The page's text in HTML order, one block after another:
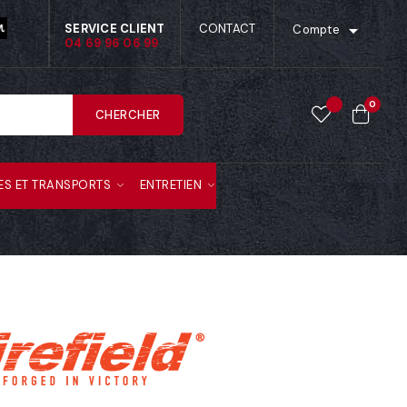
SERVICE CLIENT
04 69 96 06 99
CONTACT Compte 
CHERCHER
0
ET TRANSPORTS ENTRETIEN